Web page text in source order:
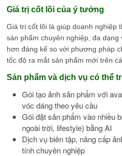
Giá trị cốt lõi của ý tưởng
Giá trị cốt lõi là giúp doanh nghiệp
sản phẩm chuyên nghiệp, đa
hơn đáng kể so với phương pháp
tốc độ ra mắt sản phẩm mới trên
Sản phẩm và dịch vụ có thể
Gói tạo ảnh sản phẩm với
vóc dáng theo yêu cầu
Gói đặt sản phẩm vào nhiều
ngoài trời, lifestyle) bằng AI
Dịch vụ biên tập, nâng cấp
tính chuyên nghiệp